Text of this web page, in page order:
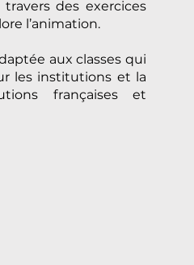
des exercices
l’animation.
aux classes qui
les institutions et la
françaises et